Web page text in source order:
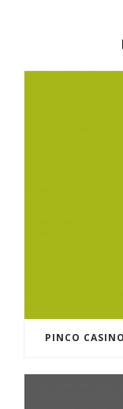
PINCO